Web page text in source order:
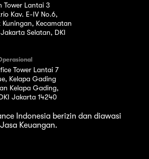
Tower Lantai 3
Kav. E-IV No.6,
Kuningan, Kecamatan
Selatan, DKI
Tower Lantai 7
Kelapa Gading
Kelapa Gading,
Jakarta 14240
Indonesia berizin dan diawasi
Keuangan.